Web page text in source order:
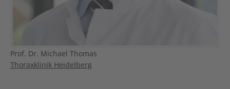
Prof. Dr. Michael Thomas
Thoraxklinik Heidelberg